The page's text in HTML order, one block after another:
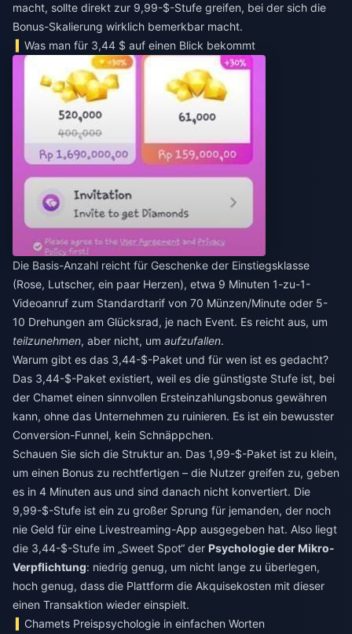
macht, sollte direkt zur 9,99-$-Stufe greifen, bei der sich die
Bonus-Skalierung wirklich bemerkbar macht.
Was man für 3,44 $ auf einen Blick bekommt
Die Basis-Anzahl reicht für Geschenke der Einstiegsklasse
(Rose, Lutscher, ein paar Herzen), etwa 9 Minuten 1-zu-1-
Videoanruf zum Standardtarif von 70 Münzen/Minute oder 5-
10 Drehungen am Glücksrad, je nach Event. Es reicht aus, um
teilzunehmen, aber nicht, um aufzufallen.
Warum gibt es das 3,44-$-Paket und für wen ist es gedacht?
Das 3,44-$-Paket existiert, weil es die günstigste Stufe ist, bei
der Chamet einen sinnvollen Ersteinzahlungsbonus gewähren
kann, ohne das Unternehmen zu ruinieren. Es ist ein bewusster
Conversion-Funnel, kein Schnäppchen.
Schauen Sie sich die Struktur an. Das 1,99-$-Paket ist zu klein,
um einen Bonus zu rechtfertigen – die Nutzer greifen zu, geben
es in 4 Minuten aus und sind danach nicht konvertiert. Die
9,99-$-Stufe ist ein zu großer Sprung für jemanden, der noch
nie Geld für eine Livestreaming-App ausgegeben hat. Also liegt
die 3,44-$-Stufe im „Sweet Spot“ der Psychologie der Mikro-
Verpflichtung: niedrig genug, um nicht lange zu überlegen,
hoch genug, dass die Plattform die Akquisekosten mit dieser
einen Transaktion wieder einspielt.
Chamets Preispsychologie in einfachen Worten